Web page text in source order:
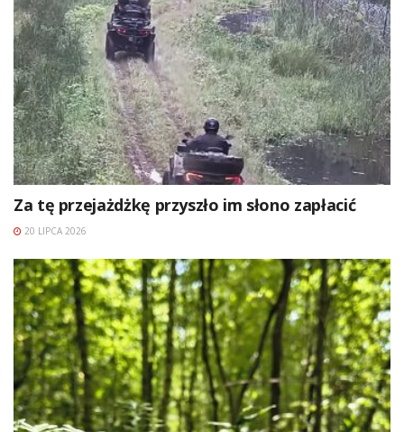
Za tę przejażdżkę przyszło im słono zapłacić
20 LIPCA 2026